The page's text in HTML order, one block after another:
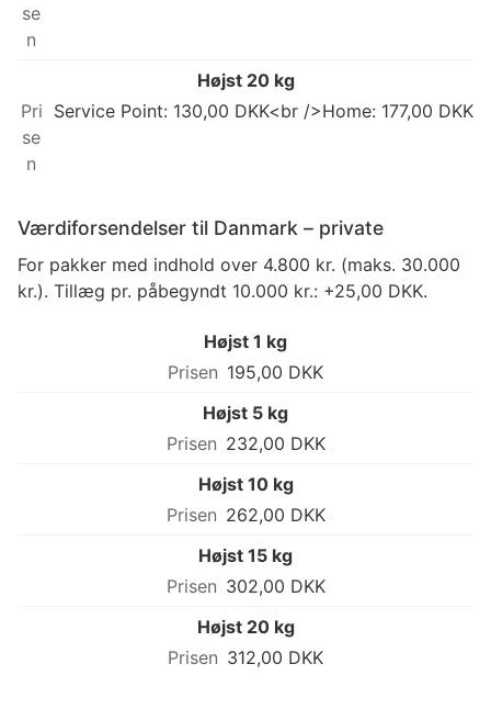
Højst 20 kg
Service Point: 130,00 DKK<br />Home: 177,00 DKK
Værdiforsendelser til Danmark – private
For pakker med indhold over 4.800 kr. (maks. 30.000
kr.). Tillæg pr. påbegyndt 10.000 kr.: +25,00 DKK.
Højst 1 kg
195,00 DKK
Højst 5 kg
232,00 DKK
Højst 10 kg
262,00 DKK
Højst 15 kg
302,00 DKK
Højst 20 kg
312,00 DKK